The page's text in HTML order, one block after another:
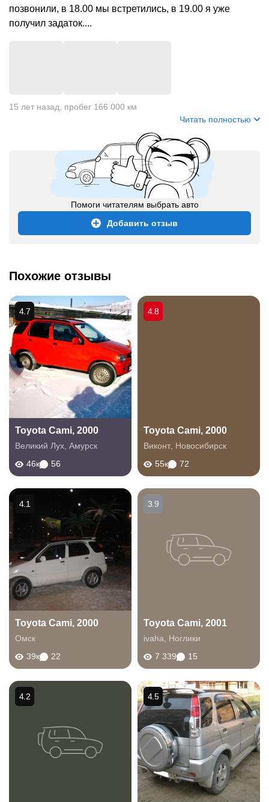
позвонили, в 18.00 мы встретились, в 19.00 я уже
получил задаток....
15 лет назад
пробег 166 000 км
Читать полностью
Помоги читателям выбрать авто
Добавить отзыв
Похожие отзывы
Toyota Cami, 2000
Великий Лух Амурск
46к
56
4.7
Toyota Cami, 2000
Виконт Новосибирск
55к
72
4.8
Toyota Cami, 2000
Омск
39к
22
4.1
Toyota Cami, 2001
ivaha
Ноглики
7 339
15
3.9
4.2 4.5